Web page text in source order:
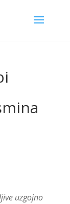
uzgojno